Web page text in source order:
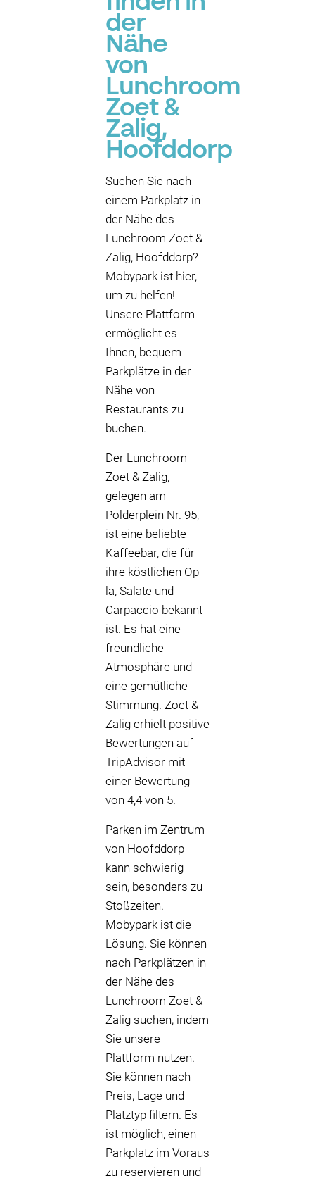
der
Nähe
von
Lunchroom
Zoet &
Zalig,
Hoofddorp
Suchen Sie nach
einem Parkplatz in
der Nähe des
Lunchroom Zoet &
Zalig, Hoofddorp?
Mobypark ist hier,
um zu helfen!
Unsere Plattform
ermöglicht es
Ihnen, bequem
Parkplätze in der
Nähe von
Restaurants zu
buchen.
Der Lunchroom
Zoet & Zalig,
gelegen am
Polderplein Nr. 95,
ist eine beliebte
Kaffeebar, die für
ihre köstlichen Op-
la, Salate und
Carpaccio bekannt
ist. Es hat eine
freundliche
Atmosphäre und
eine gemütliche
Stimmung. Zoet &
Zalig erhielt positive
Bewertungen auf
TripAdvisor mit
einer Bewertung
von 4,4 von 5.
Parken im Zentrum
von Hoofddorp
kann schwierig
sein, besonders zu
Stoßzeiten.
Mobypark ist die
Lösung. Sie können
nach Parkplätzen in
der Nähe des
Lunchroom Zoet &
Zalig suchen, indem
Sie unsere
Plattform nutzen.
Sie können nach
Preis, Lage und
Platztyp filtern. Es
ist möglich, einen
Parkplatz im Voraus
zu reservieren und